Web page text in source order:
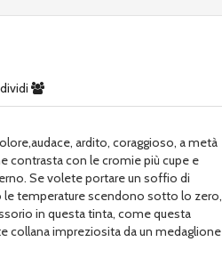
ardito, coraggioso, a metà
contrasta con le cromie più cupe e
Se volete portare un soffio di
le temperature scendono sotto lo zero,
in questa tinta, come questa
collana impreziosita da un medaglione